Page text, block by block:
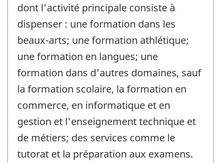
dont l'activité principale consiste à
dispenser : une formation dans les
beaux-arts; une formation athlétique;
une formation en langues; une
formation dans d'autres domaines, sauf
la formation scolaire, la formation en
commerce, en informatique et en
gestion et l'enseignement technique et
de métiers; des services comme le
tutorat et la préparation aux examens.